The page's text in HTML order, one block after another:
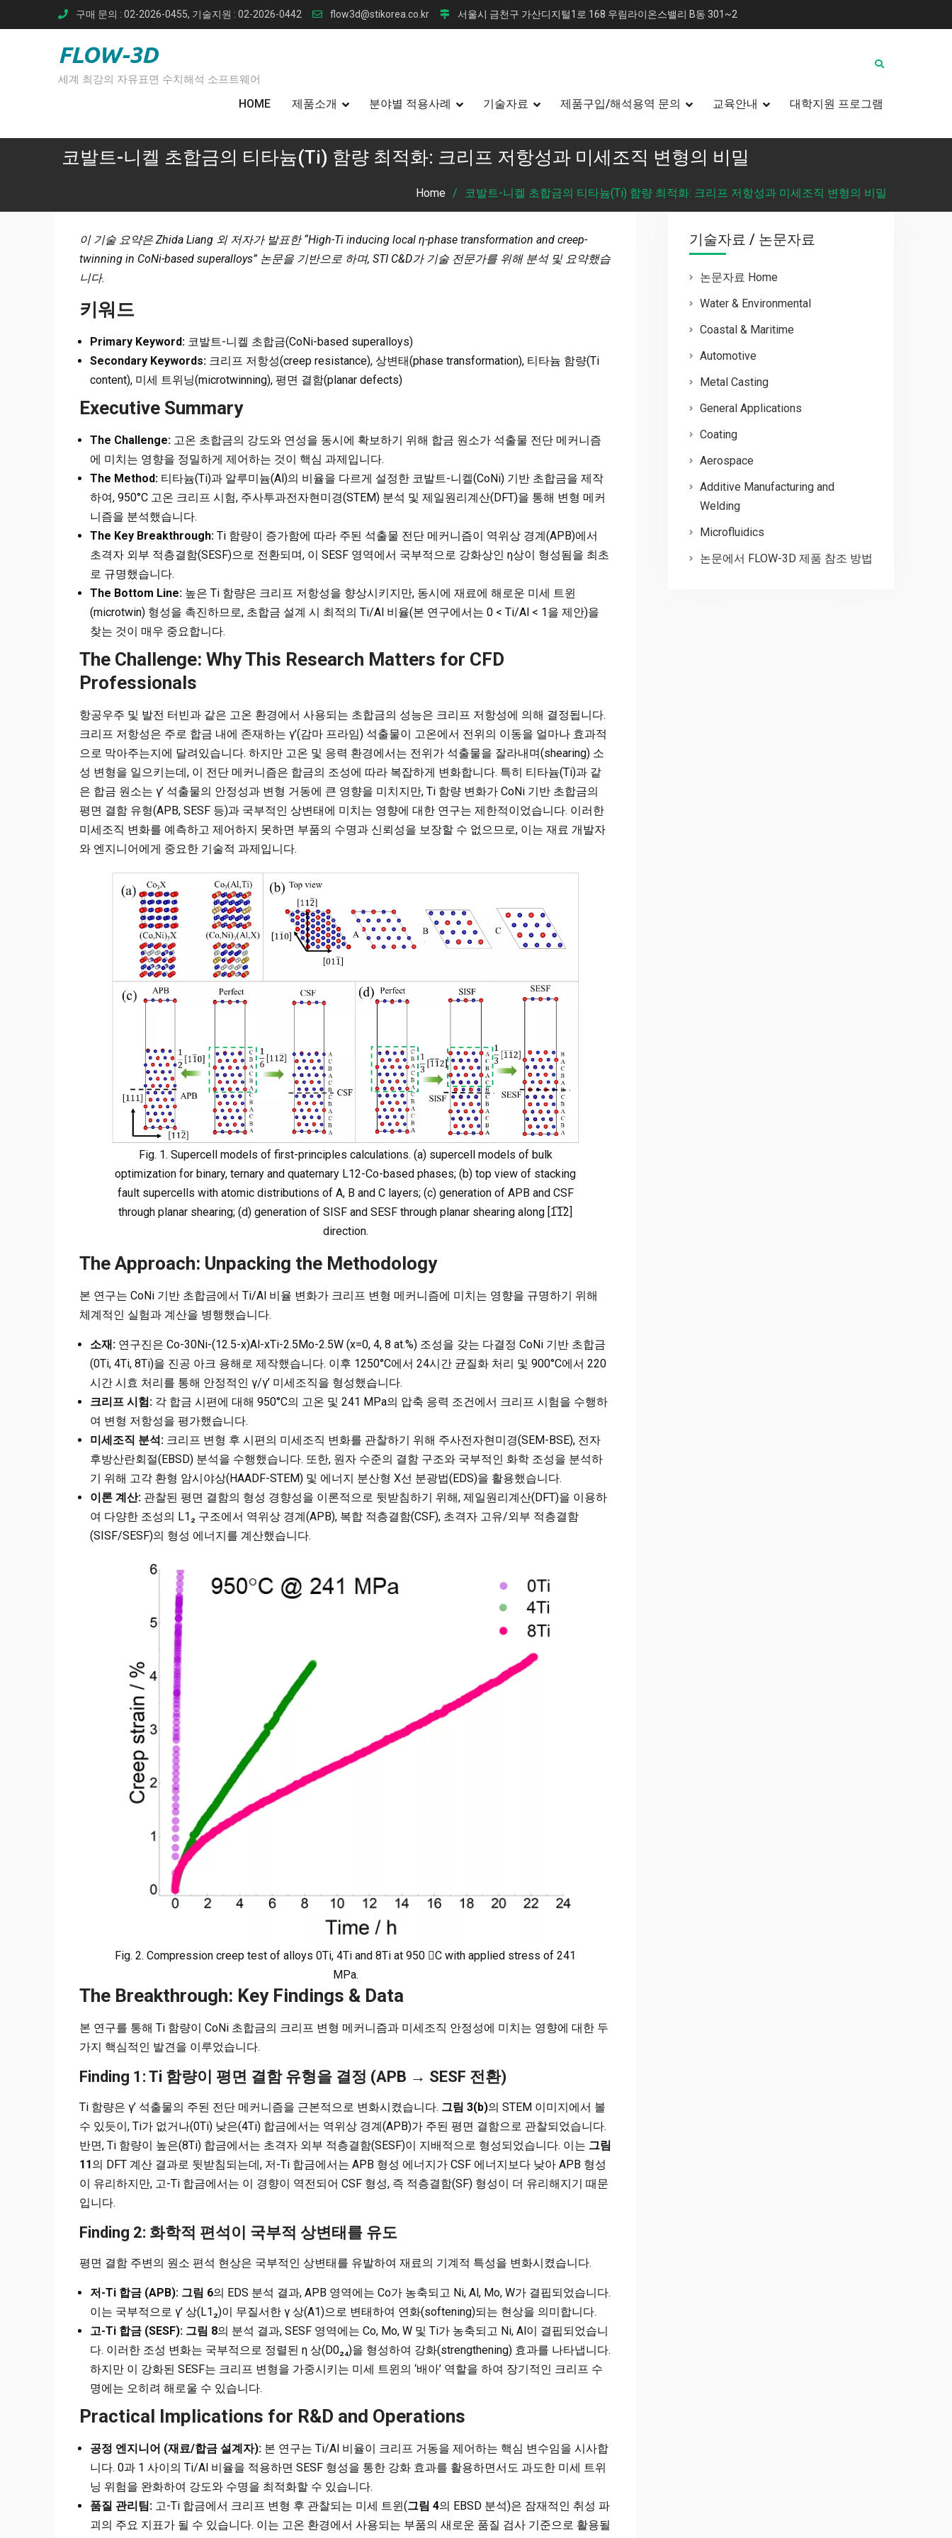
to
구매 문의 : 02-2026-0455, 기술지원 : 02-2026-0442 flow3d@stikorea.co.kr 서울시 금천구 가산디지털1로 168 우림라이온스밸리 B동 301~2
FLOW-3D
세계 최강의 자유표면 수치해석 소프트웨어
HOME 제품소개 분야별 적용사례 기술자료 제품구입/해석용역 문의 교육안내 대학지원 프로그램
코발트-니켈 초합금의 티타늄(Ti) 함량 최적화: 크리프 저항성과 미세조직 변형의 비밀
Home 코발트-니켈 초합금의 티타늄(Ti) 함량 최적화: 크리프 저항성과 미세조직 변형의 비밀
이 기술 요약은 Zhida Liang 외 저자가 발표한 “High-Ti inducing local η-phase transformation and creep-
twinning in CoNi-based superalloys” 논문을 기반으로 하며, STI C&D가 기술 전문가를 위해 분석 및 요약했습
니다.
키워드
Primary Keyword: 코발트-니켈 초합금(CoNi-based superalloys)
Secondary Keywords: 크리프 저항성(creep resistance), 상변태(phase transformation), 티타늄 함량(Ti
content), 미세 트위닝(microtwinning), 평면 결함(planar defects)
Executive Summary
The Challenge: 고온 초합금의 강도와 연성을 동시에 확보하기 위해 합금 원소가 석출물 전단 메커니즘
에 미치는 영향을 정밀하게 제어하는 것이 핵심 과제입니다.
The Method: 티타늄(Ti)과 알루미늄(Al)의 비율을 다르게 설정한 코발트-니켈(CoNi) 기반 초합금을 제작
하여, 950°C 고온 크리프 시험, 주사투과전자현미경(STEM) 분석 및 제일원리계산(DFT)을 통해 변형 메커
니즘을 분석했습니다.
The Key Breakthrough: Ti 함량이 증가함에 따라 주된 석출물 전단 메커니즘이 역위상 경계(APB)에서
초격자 외부 적층결함(SESF)으로 전환되며, 이 SESF 영역에서 국부적으로 강화상인 η상이 형성됨을 최초
로 규명했습니다.
The Bottom Line: 높은 Ti 함량은 크리프 저항성을 향상시키지만, 동시에 재료에 해로운 미세 트윈
(microtwin) 형성을 촉진하므로, 초합금 설계 시 최적의 Ti/Al 비율(본 연구에서는 0 < Ti/Al < 1을 제안)을
찾는 것이 매우 중요합니다.
The Challenge: Why This Research Matters for CFD
Professionals
항공우주 및 발전 터빈과 같은 고온 환경에서 사용되는 초합금의 성능은 크리프 저항성에 의해 결정됩니다.
크리프 저항성은 주로 합금 내에 존재하는 γ'(감마 프라임) 석출물이 고온에서 전위의 이동을 얼마나 효과적
으로 막아주는지에 달려있습니다. 하지만 고온 및 응력 환경에서는 전위가 석출물을 잘라내며(shearing) 소
성 변형을 일으키는데, 이 전단 메커니즘은 합금의 조성에 따라 복잡하게 변화합니다. 특히 티타늄(Ti)과 같
은 합금 원소는 γ’ 석출물의 안정성과 변형 거동에 큰 영향을 미치지만, Ti 함량 변화가 CoNi 기반 초합금의
평면 결함 유형(APB, SESF 등)과 국부적인 상변태에 미치는 영향에 대한 연구는 제한적이었습니다. 이러한
미세조직 변화를 예측하고 제어하지 못하면 부품의 수명과 신뢰성을 보장할 수 없으므로, 이는 재료 개발자
와 엔지니어에게 중요한 기술적 과제입니다.
Fig. 1. Supercell models of first-principles calculations. (a) supercell models of bulk
optimization for binary, ternary and quaternary L12-Co-based phases; (b) top view of stacking
fault supercells with atomic distributions of A, B and C layers; (c) generation of APB and CSF
through planar shearing; (d) generation of SISF and SESF through planar shearing along [1̅1̅2]
direction.
The Approach: Unpacking the Methodology
본 연구는 CoNi 기반 초합금에서 Ti/Al 비율 변화가 크리프 변형 메커니즘에 미치는 영향을 규명하기 위해
체계적인 실험과 계산을 병행했습니다.
소재: 연구진은 Co-30Ni-(12.5-x)Al-xTi-2.5Mo-2.5W (x=0, 4, 8 at.%) 조성을 갖는 다결정 CoNi 기반 초합금
(0Ti, 4Ti, 8Ti)을 진공 아크 용해로 제작했습니다. 이후 1250°C에서 24시간 균질화 처리 및 900°C에서 220
시간 시효 처리를 통해 안정적인 γ/γ’ 미세조직을 형성했습니다.
크리프 시험: 각 합금 시편에 대해 950°C의 고온 및 241 MPa의 압축 응력 조건에서 크리프 시험을 수행하
여 변형 저항성을 평가했습니다.
미세조직 분석: 크리프 변형 후 시편의 미세조직 변화를 관찰하기 위해 주사전자현미경(SEM-BSE), 전자
후방산란회절(EBSD) 분석을 수행했습니다. 또한, 원자 수준의 결함 구조와 국부적인 화학 조성을 분석하
기 위해 고각 환형 암시야상(HAADF-STEM) 및 에너지 분산형 X선 분광법(EDS)을 활용했습니다.
이론 계산: 관찰된 평면 결함의 형성 경향성을 이론적으로 뒷받침하기 위해, 제일원리계산(DFT)을 이용하
여 다양한 조성의 L1₂ 구조에서 역위상 경계(APB), 복합 적층결함(CSF), 초격자 고유/외부 적층결함
(SISF/SESF)의 형성 에너지를 계산했습니다.
Fig. 2. Compression creep test of alloys 0Ti, 4Ti and 8Ti at 950 C with applied stress of 241
MPa.
The Breakthrough: Key Findings & Data
본 연구를 통해 Ti 함량이 CoNi 초합금의 크리프 변형 메커니즘과 미세조직 안정성에 미치는 영향에 대한 두
가지 핵심적인 발견을 이루었습니다.
Finding 1: Ti 함량이 평면 결함 유형을 결정 (APB → SESF 전환)
Ti 함량은 γ’ 석출물의 주된 전단 메커니즘을 근본적으로 변화시켰습니다. 그림 3(b)의 STEM 이미지에서 볼
수 있듯이, Ti가 없거나(0Ti) 낮은(4Ti) 합금에서는 역위상 경계(APB)가 주된 평면 결함으로 관찰되었습니다.
반면, Ti 함량이 높은(8Ti) 합금에서는 초격자 외부 적층결함(SESF)이 지배적으로 형성되었습니다. 이는 그림
11의 DFT 계산 결과로 뒷받침되는데, 저-Ti 합금에서는 APB 형성 에너지가 CSF 에너지보다 낮아 APB 형성
이 유리하지만, 고-Ti 합금에서는 이 경향이 역전되어 CSF 형성, 즉 적층결함(SF) 형성이 더 유리해지기 때문
입니다.
Finding 2: 화학적 편석이 국부적 상변태를 유도
평면 결함 주변의 원소 편석 현상은 국부적인 상변태를 유발하여 재료의 기계적 특성을 변화시켰습니다.
저-Ti 합금 (APB): 그림 6의 EDS 분석 결과, APB 영역에는 Co가 농축되고 Ni, Al, Mo, W가 결핍되었습니다.
이는 국부적으로 γ’ 상(L1₂)이 무질서한 γ 상(A1)으로 변태하여 연화(softening)되는 현상을 의미합니다.
고-Ti 합금 (SESF): 그림 8의 분석 결과, SESF 영역에는 Co, Mo, W 및 Ti가 농축되고 Ni, Al이 결핍되었습니
다. 이러한 조성 변화는 국부적으로 정렬된 η 상(D0₂₄)을 형성하여 강화(strengthening) 효과를 나타냅니다.
하지만 이 강화된 SESF는 크리프 변형을 가중시키는 미세 트윈의 ‘배아’ 역할을 하여 장기적인 크리프 수
명에는 오히려 해로울 수 있습니다.
Practical Implications for R&D and Operations
공정 엔지니어 (재료/합금 설계자): 본 연구는 Ti/Al 비율이 크리프 거동을 제어하는 핵심 변수임을 시사합
니다. 0과 1 사이의 Ti/Al 비율을 적용하면 SESF 형성을 통한 강화 효과를 활용하면서도 과도한 미세 트위
닝 위험을 완화하여 강도와 수명을 최적화할 수 있습니다.
품질 관리팀: 고-Ti 합금에서 크리프 변형 후 관찰되는 미세 트윈(그림 4의 EBSD 분석)은 잠재적인 취성 파
괴의 주요 지표가 될 수 있습니다. 이는 고온 환경에서 사용되는 부품의 새로운 품질 검사 기준으로 활용될
기술자료 / 논문자료
논문자료 Home
Water & Environmental
Coastal & Maritime
Automotive
Metal Casting
General Applications
Coating
Aerospace
Additive Manufacturing and
Welding
Microfluidics
논문에서 FLOW-3D 제품 참조 방법